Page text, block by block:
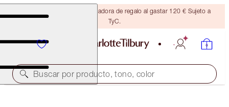
Consigue una brocha bronceadora de regalo al gastar 120 € Sujeto a
TyC.
Buscar por producto, tono, color